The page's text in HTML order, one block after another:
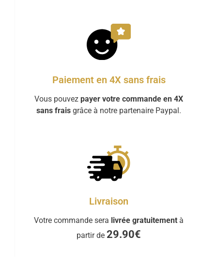
Paiement en 4X sans frais
Vous pouvez payer votre commande en 4X
sans frais grâce à notre partenaire Paypal.
Livraison
Votre commande sera livrée gratuitement à
partir de 29.90€